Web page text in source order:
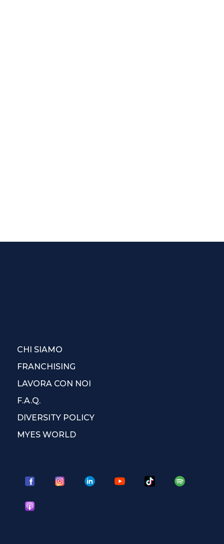
CHI SIAMO
FRANCHISING
LAVORA CON NOI
F.A.Q.
DIVERSITY POLICY
MYES WORLD